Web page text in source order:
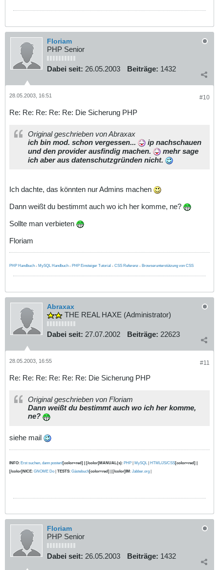
Floriam
PHP Senior
Dabei seit: 26.05.2003 Beiträge: 1432
#10
28.05.2003, 16:51
Re: Re: Re: Re: Re: Die Sicherung PHP
Original geschrieben von Abraxax
ich bin mod. schon vergessen...
ip nachschauen
und den provider ausfindig machen.
mehr sage
ich aber aus datenschutzgründen nicht.
Ich dachte, das könnten nur Admins machen
Dann weißt du bestimmt auch wo ich her komme, ne?
Sollte man verbieten
Floriam
PHP Handbuch - MySQL Handbuch - PHP Einsteiger Tutorial - CSS Referenz - Browserunterstützung von CSS
Abraxax
THE REAL HAXE (Administrator)
Dabei seit: 27.07.2002 Beiträge: 22623
#11
28.05.2003, 16:55
Re: Re: Re: Re: Re: Re: Die Sicherung PHP
Original geschrieben von Floriam
Dann weißt du bestimmt auch wo ich her komme,
ne?
siehe mail
INFO: Erst suchen, dann posten![color=red] | [/color]MANUAL(s): PHP | MySQL | HTML/JS/CSS[color=red] |
[/color]NICE: GNOME Do | TESTS: Gästebuch[color=red] | [/color]IM: Jabber.org |
Floriam
PHP Senior
Dabei seit: 26.05.2003 Beiträge: 1432